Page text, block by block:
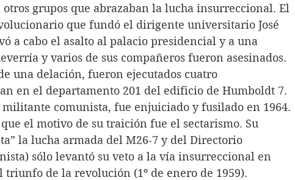
grupos que abrazaban la lucha insurreccional. El
que fundó el dirigente universitario José
a cabo el asalto al palacio presidencial y a una
y varios de sus compañeros fueron asesinados.
una delación, fueron ejecutados cuatro
en el departamento 201 del edificio de Humboldt 7.
comunista, fue enjuiciado y fusilado en 1964.
el motivo de su traición fue el sectarismo. Su
la lucha armada del M26-7 y del Directorio
sólo levantó su veto a la vía insurreccional en
triunfo de la revolución (1º de enero de 1959).